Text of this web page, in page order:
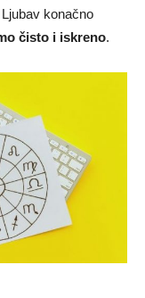
konačno
čisto i iskreno.